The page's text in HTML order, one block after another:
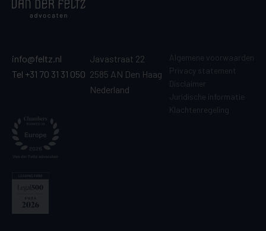
info@feltz.nl
Tel +31 70 31 31 050
Javastraat 22
2585 AN Den Haag
Nederland
Algemene voorwaarden
Privacy statement
Disclaimer
Juridische informatie
Klachtenregeling